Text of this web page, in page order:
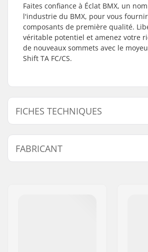
Faites confiance à Éclat BMX, un
l'industrie du BMX, pour vous
composants de première qualité.
véritable potentiel et amenez votre
de nouveaux sommets avec le
Shift TA FC/CS.
FICHES TECHNIQUES
Moyeu:
Diamètre d'axe:
Côté du driver/ de la
Right
FABRICANT